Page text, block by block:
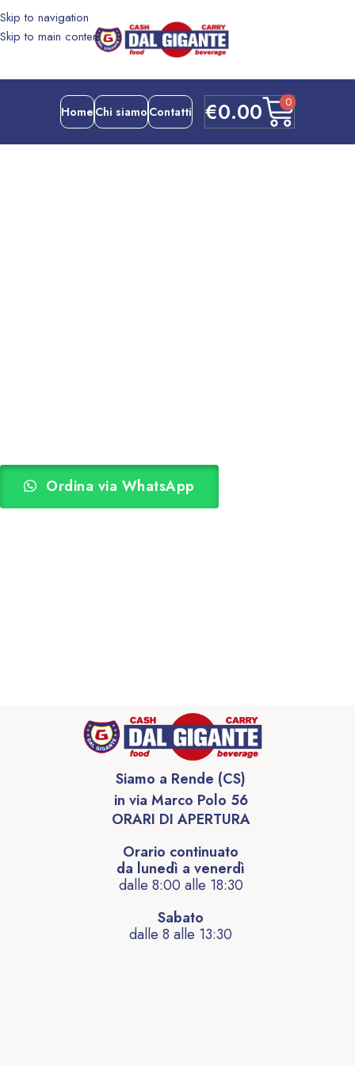
Skip to navigation
Skip to main content
€0.00 0
Home Chi siamo Contatti
Ordina via WhatsApp
Siamo a Rende (CS)
in via Marco Polo 56
ORARI DI APERTURA
Orario continuato
da lunedì a venerdì
dalle 8:00 alle 18:30
Sabato
dalle 8 alle 13:30